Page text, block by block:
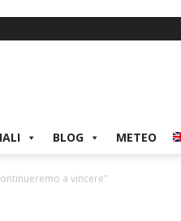
BLOG METEO
a vincere”